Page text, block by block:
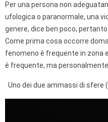
Per una persona non
ufologica o paranormale, una
genere, dice ben poco;
Come prima cosa occorre
fenomeno è frequente in zona
è frequente, ma
Uno dei due ammassi di sfere